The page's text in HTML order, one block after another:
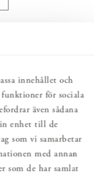
innehållet och
för sociala
även sådana
enhet till de
som vi samarbetar
med annan
som de har samlat
1 200 kr
Norrgavel tagit